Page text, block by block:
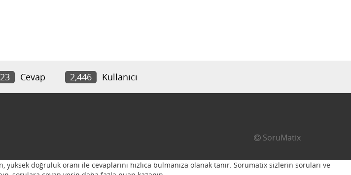
Cevap 2,446 Kullanıcı
SoruMatix
doğruluk oranı ile cevaplarını hızlıca bulmanıza olanak tanır. Sorumatix sizlerin soruları ve